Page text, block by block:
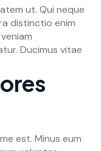
ut. Qui neque
distinctio enim
Ducimus vitae
est. Minus eum